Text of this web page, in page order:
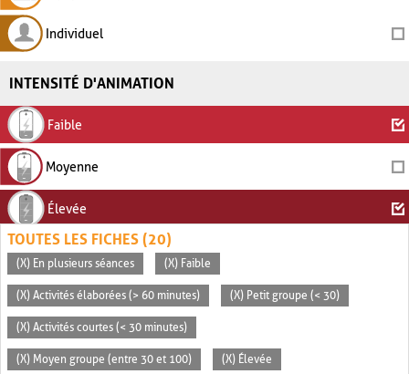
Individuel
INTENSITÉ D'ANIMATION
Faible
Moyenne
Élevée
TOUTES LES FICHES (20)
(X) En plusieurs séances (X) Faible
(X) Activités élaborées (> 60 minutes) (X) Petit groupe (< 30)
(X) Activités courtes (< 30 minutes)
(X) Moyen groupe (entre 30 et 100) (X) Élevée